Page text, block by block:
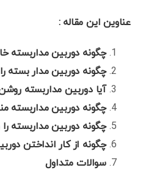
عناوین این مقاله :
چگونه دوربین
چگونه دوربین مدار بسته
آیا دوربین مداربسته
چگونه دوربین مداربسته
چگونه دوربین مداربسته
چگونه از کار انداختن
سوالات متداول